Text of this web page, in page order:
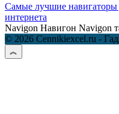
Самые лучшие
интернета
Navigon Навигон Navigon
© 2026 Cennikiexcel.ru -